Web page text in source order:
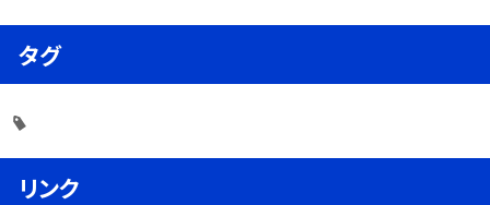
タグ
リンク